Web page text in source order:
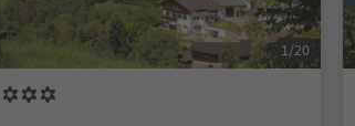
1/20